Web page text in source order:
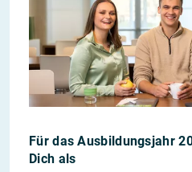
Für das Ausbildungsjahr
Dich als